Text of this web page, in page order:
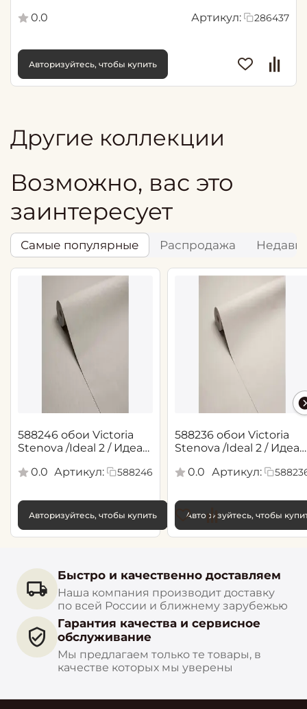
0.0
Артикул: 286437
Авторизуйтесь, чтобы купить
Другие коллекции
Возможно, вас это
заинтересует
Самые популярные Распродажа
588246 обои Victoria
Stenova /Ideal 2 / Идеал
0.0 Артикул: 588246
Авторизуйтесь, чтобы купить
588236 обои Victoria
Stenova /Ideal 2 / Идеал
0.0 Артикул:
Авторизуйтесь, чтобы
Быстро и качественно доставляем
Наша компания производит доставку
по всей России и ближнему зарубежью
Гарантия качества и сервисное
обслуживание
Мы предлагаем только те товары, в
качестве которых мы уверены